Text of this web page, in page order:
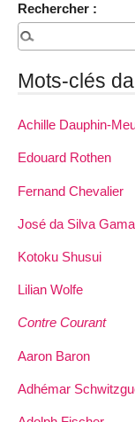
Rechercher :
Mots-clés
Achille Dauphin­-
Edouard Rothen
Fernand Chevalier
José da Silva Gama
Kotoku Shusui
Lilian Wolfe
Contre Courant
Aaron Baron
Adhémar